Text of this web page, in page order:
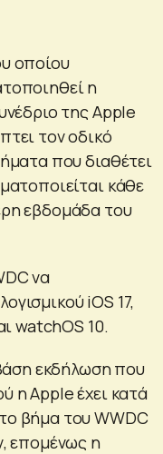
οποίου
η
της Apple
τον οδικό
που διαθέτει
κάθε
εβδομάδα του
να
iOS 17,
watchOS 10.
εκδήλωση που
η Apple έχει κατά
βήμα του WWDC
επομένως η